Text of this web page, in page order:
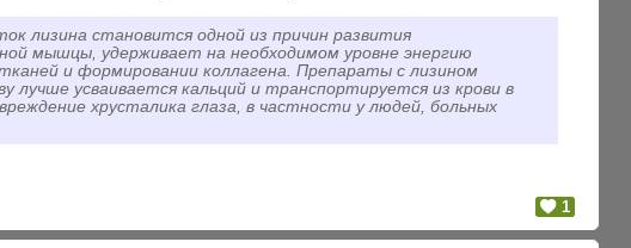
лизина становится одной из причин развития
мышцы, удерживает на необходимом уровне энергию
и формировании коллагена. Препараты с лизином
усваивается кальций и транспортируется из крови в
хрусталика глаза, в частности у людей, больных
1